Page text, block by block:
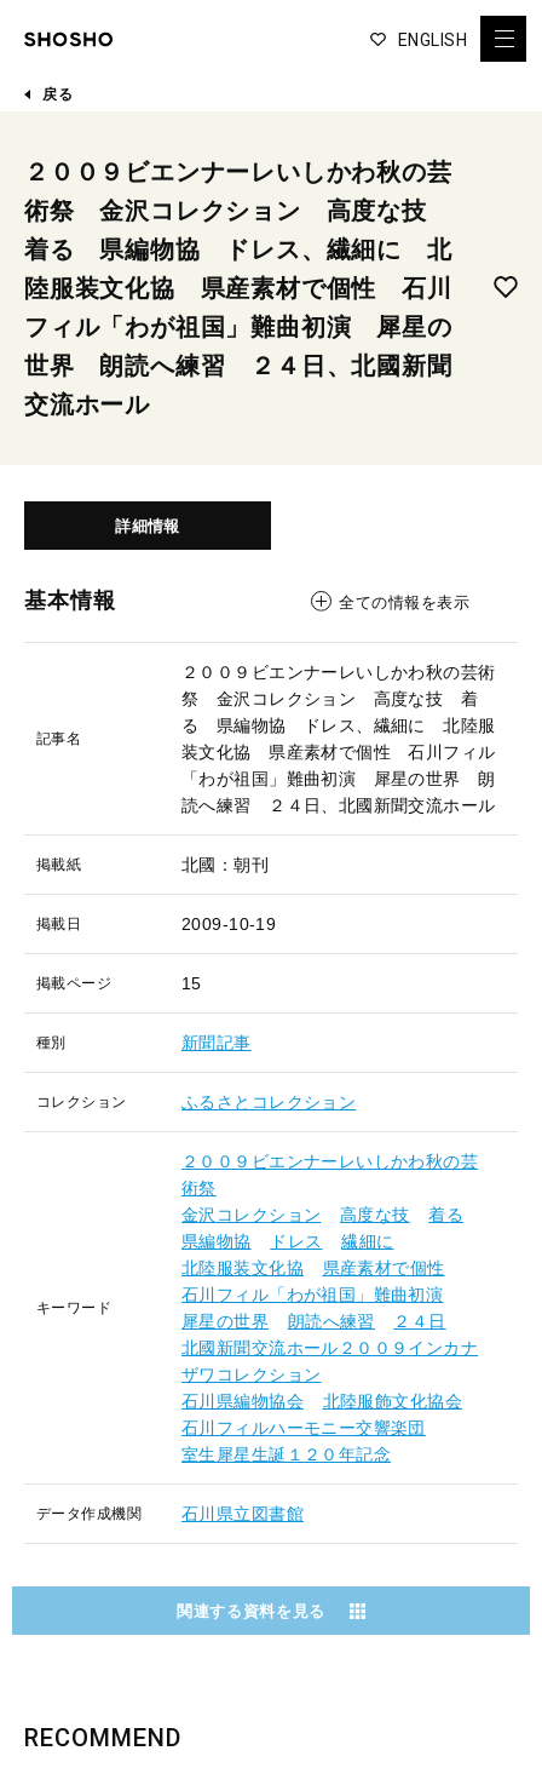
ENGLISH
戻る
２００９ビエンナーレいしかわ秋の芸
術祭 金沢コレクション 高度な技
着る 県編物協 ドレス、繊細に 北
陸服装文化協 県産素材で個性 石川
フィル「わが祖国」難曲初演 犀星の
世界 朗読へ練習 ２４日、北國新聞
交流ホール
詳細情報
基本情報 全ての情報を表示
記事名
２００９ビエンナーレいしかわ秋の芸術
祭 金沢コレクション 高度な技 着
る 県編物協 ドレス、繊細に 北陸服
装文化協 県産素材で個性 石川フィル
「わが祖国」難曲初演 犀星の世界 朗
読へ練習 ２４日、北國新聞交流ホール
掲載紙 北國：朝刊
掲載日 2009-10-19
掲載ページ 15
種別 新聞記事
コレクション ふるさとコレクション
キーワード
２００９ビエンナーレいしかわ秋の芸
術祭
金沢コレクション
高度な技
着る
県編物協
ドレス
繊細に
北陸服装文化協
県産素材で個性
石川フィル「わが祖国」難曲初演
犀星の世界
朗読へ練習
２４日
北國新聞交流ホール２００９インカナ
ザワコレクション
石川県編物協会
北陸服飾文化協会
石川フィルハーモニー交響楽団
室生犀星生誕１２０年記念
データ作成機関 石川県立図書館
関連する資料を見る
RECOMMEND